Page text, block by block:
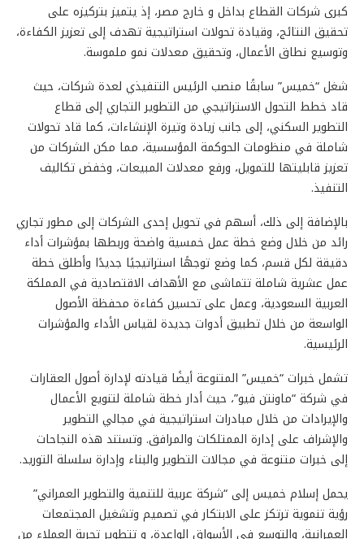
كبرى شركات القطاع بداخل و خارج مصر، إذ يتميز بتركيزه على
تحقيق النتائج، وقيادة تحولات استراتيجية تهدف إلى تعزيز الكفاءة،
وتوسيع نطاق الأعمال، وتحقيق معدلات نمو ملموسة.
شغل “خميس” سابقًا منصب الرئيس التنفيذي لعدة شركات، حيث
قاد خطط التحول الاستراتيجي من التطوير التجاري إلى قطاع
التطوير السكني، إلى جانب زيادة وتيرة الإنشاءات، كما قاد تحولات
شاملة في منظومات الحوكمة المؤسسية، مما مكن الشركات من
تعزيز قابليتها للتمويل، ورفع معدلات المبيعات، وخفض تكاليف
التنفيذ.
بالإضافة إلى ذلك، أسهم في تحويل إحدى الشركات إلى مطور تجاري
رائد من خلال وضع خطة عمل خمسية واضحة وربطها بمؤشرات أداء
دقيقة لكل قسم، كما وضع توجهًا استراتيجيًا جديدًا وأطلق خطة
عمل عشرية شاملة تتماشى مع الأهداف الاقتصادية في المملكة
العربية السعودية، وعمل على تحسين كفاءة محفظة الأصول
الواسعة من خلال تطبيق أدوات جديدة لقياس الأداء والمؤشرات
الرئيسية.
تشمل خبرات “خميس” المتنوعة أيضًا قيادته لإدارة أصول العقارات
في شركة “ماونتن فيو”، حيث أدار خطة شاملة لتنويع الأعمال
والإيرادات من خلال مبادرات استراتيجية في مجالي التطوير
والإشراف على إدارة الممتلكات والمرافق. وتستند هذه النجاحات
إلى خبرات متنوعة في مجالات التطوير والبناء وإدارة سلسلة التوريد.
يحمل إسلام خميس إلى “شركة عربية للتنمية والتطوير العمراني”
رؤية تنموية ترتكز على الابتكار في تصميم وتشغيل المجتمعات
العمرانية، والتوسع في الأسواق الواعدة، و تتطوير تجربة العملاء من